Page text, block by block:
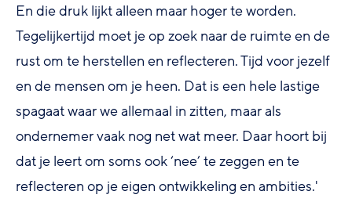
En die druk lijkt alleen maar hoger te worden.
Tegelijkertijd moet je op zoek naar de ruimte en de
rust om te herstellen en reflecteren. Tijd voor jezelf
en de mensen om je heen. Dat is een hele lastige
spagaat waar we allemaal in zitten, maar als
ondernemer vaak nog net wat meer. Daar hoort bij
dat je leert om soms ook ‘nee’ te zeggen en te
reflecteren op je eigen ontwikkeling en ambities.'